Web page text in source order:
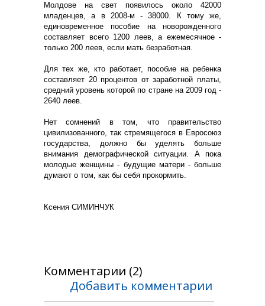
Молдове на свет появилось около 42000
младенцев, а в 2008-м - 38000. К тому же,
единовременное пособие на новорожденного
составляет всего 1200 леев, а ежемесячное -
только 200 леев, если мать безработная.
Для тех же, кто работает, пособие на ребенка
составляет 20 процентов от заработной платы,
средний уровень которой по стране на 2009 год -
2640 леев.
Нет сомнений в том, что правительство
цивилизованного, так стремящегося в Евросоюз
государства, должно бы уделять больше
внимания демографической ситуации. А пока
молодые женщины - будущие матери - больше
думают о том, как бы себя прокормить.
Ксения СИМИНЧУК
Комментарии (2)
Добавить комментарии